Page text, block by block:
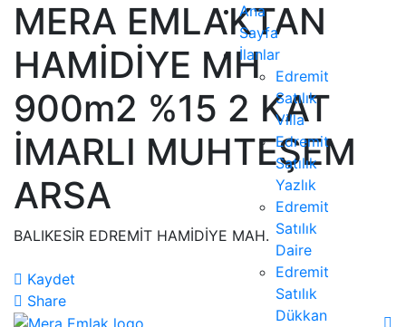
Ana
Sayfa
İlanlar
Edremit
Satılık
Villa
Edremit
Satılık
Yazlık
Edremit
Satılık
Daire
Edremit
Satılık
Dükkan
MERA EMLAKTAN
HAMİDİYE MH
900m2 %15 2 KAT
İMARLI MUHTEŞEM
ARSA
BALIKESİR EDREMİT HAMİDİYE MAH.
Kaydet
Share